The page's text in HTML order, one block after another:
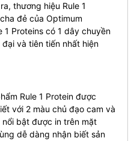
thương hiệu Rule 1
đẻ của Optimum
1 Proteins có 1 dây chuyền
và tiên tiến nhất hiện
Rule 1 Protein được
với 2 màu chủ đạo cam và
bật được in trên mặt
dễ dàng nhận biết sản